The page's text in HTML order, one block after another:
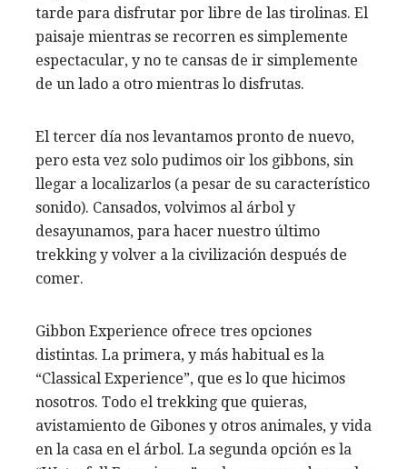
tarde para disfrutar por libre de las tirolinas. El
paisaje mientras se recorren es simplemente
espectacular, y no te cansas de ir simplemente
de un lado a otro mientras lo disfrutas.
El tercer día nos levantamos pronto de nuevo,
pero esta vez solo pudimos oir los gibbons, sin
llegar a localizarlos (a pesar de su característico
sonido). Cansados, volvimos al árbol y
desayunamos, para hacer nuestro último
trekking y volver a la civilización después de
comer.
Gibbon Experience ofrece tres opciones
distintas. La primera, y más habitual es la
“Classical Experience”, que es lo que hicimos
nosotros. Todo el trekking que quieras,
avistamiento de Gibones y otros animales, y vida
en la casa en el árbol. La segunda opción es la